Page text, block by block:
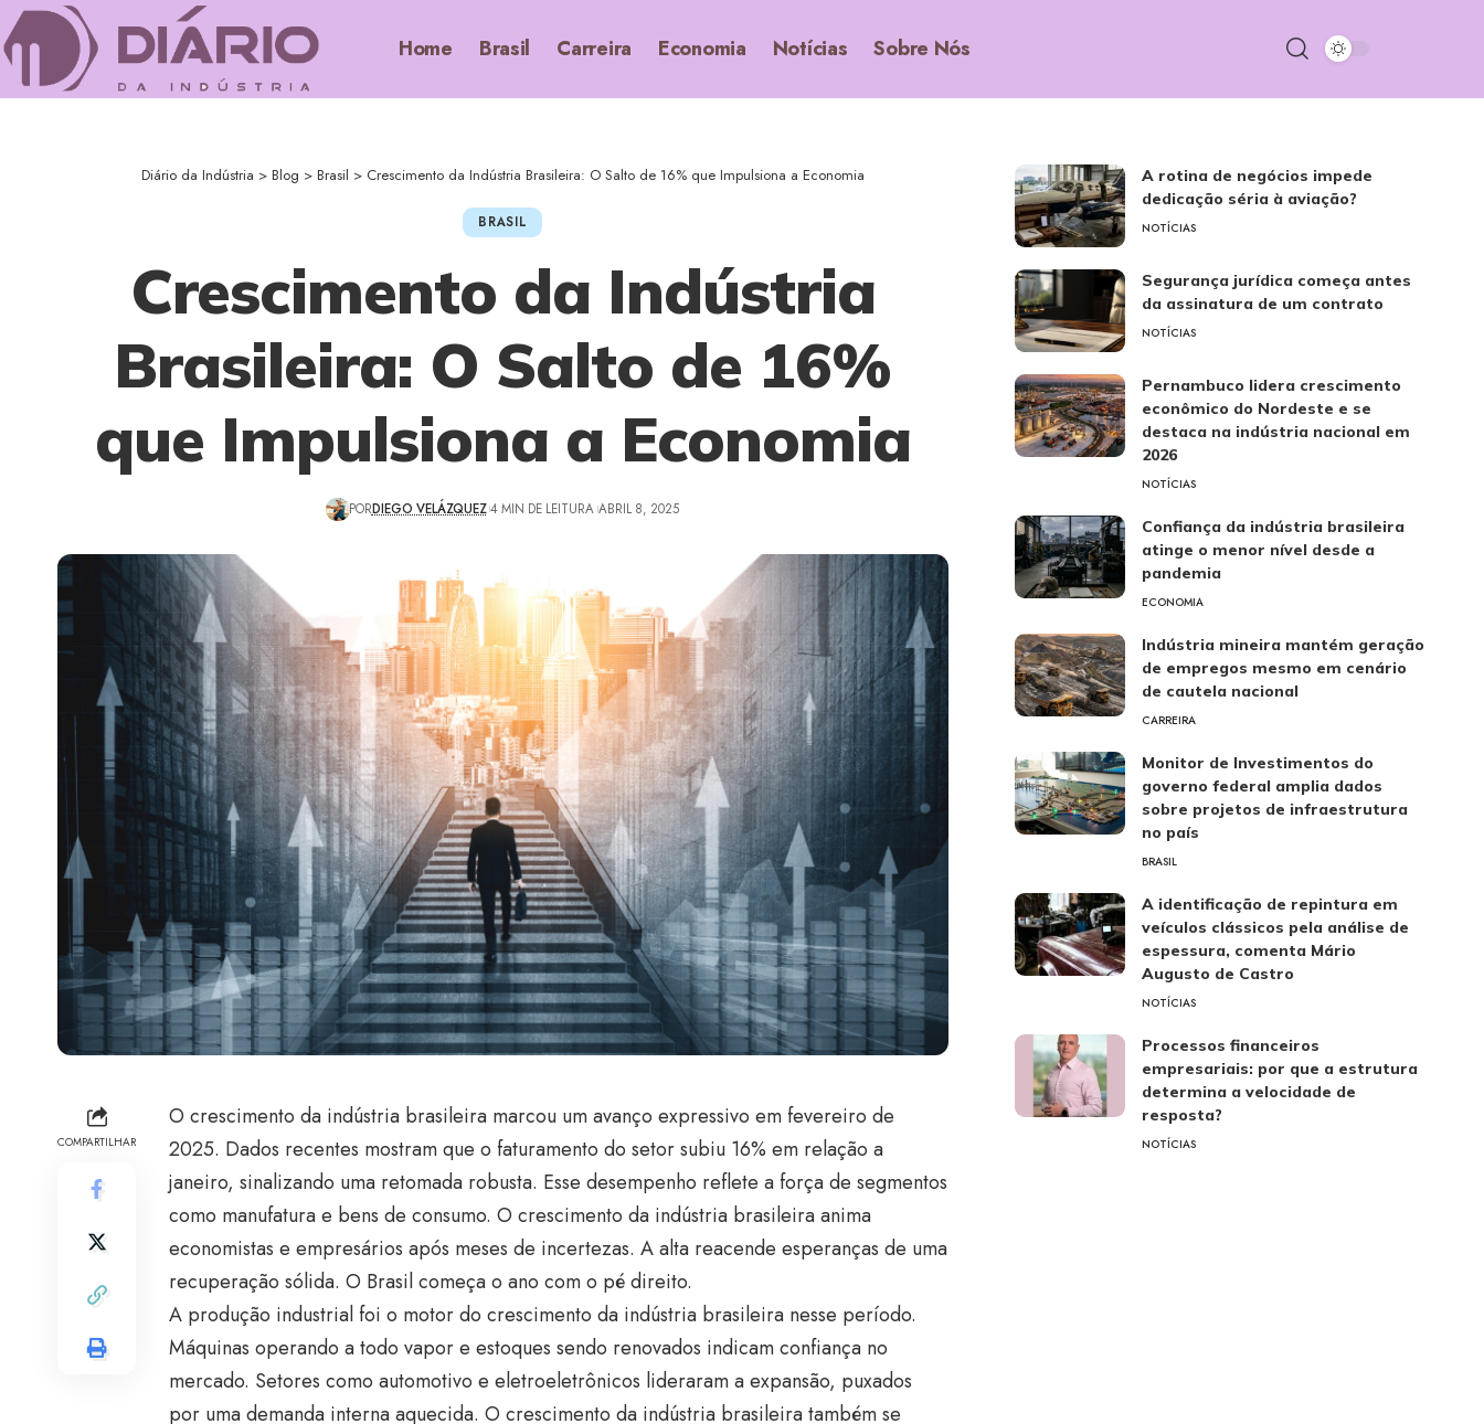
Home Brasil Carreira Economia Notícias Sobre Nós
Diário da Indústria > Blog > Brasil > Crescimento da Indústria Brasileira: O Salto de 16% que Impulsiona a Economia
BRASIL
Crescimento da Indústria
Brasileira: O Salto de 16%
que Impulsiona a Economia
PORDIEGO VELÁZQUEZ 4 MIN DE LEITURA ABRIL 8, 2025
COMPARTILHAR
O crescimento da indústria brasileira marcou um avanço expressivo em fevereiro de
2025. Dados recentes mostram que o faturamento do setor subiu 16% em relação a
janeiro, sinalizando uma retomada robusta. Esse desempenho reflete a força de segmentos
como manufatura e bens de consumo. O crescimento da indústria brasileira anima
economistas e empresários após meses de incertezas. A alta reacende esperanças de uma
recuperação sólida. O Brasil começa o ano com o pé direito.
A produção industrial foi o motor do crescimento da indústria brasileira nesse período.
Máquinas operando a todo vapor e estoques sendo renovados indicam confiança no
mercado. Setores como automotivo e eletroeletrônicos lideraram a expansão, puxados
por uma demanda interna aquecida. O crescimento da indústria brasileira também se
A rotina de negócios impede
dedicação séria à aviação?
NOTÍCIAS
Segurança jurídica começa antes
da assinatura de um contrato
NOTÍCIAS
Pernambuco lidera crescimento
econômico do Nordeste e se
destaca na indústria nacional em
2026
NOTÍCIAS
Confiança da indústria brasileira
atinge o menor nível desde a
pandemia
ECONOMIA
Indústria mineira mantém geração
de empregos mesmo em cenário
de cautela nacional
CARREIRA
Monitor de Investimentos do
governo federal amplia dados
sobre projetos de infraestrutura
no país
BRASIL
A identificação de repintura em
veículos clássicos pela análise de
espessura, comenta Mário
Augusto de Castro
NOTÍCIAS
Processos financeiros
empresariais: por que a estrutura
determina a velocidade de
resposta?
NOTÍCIAS